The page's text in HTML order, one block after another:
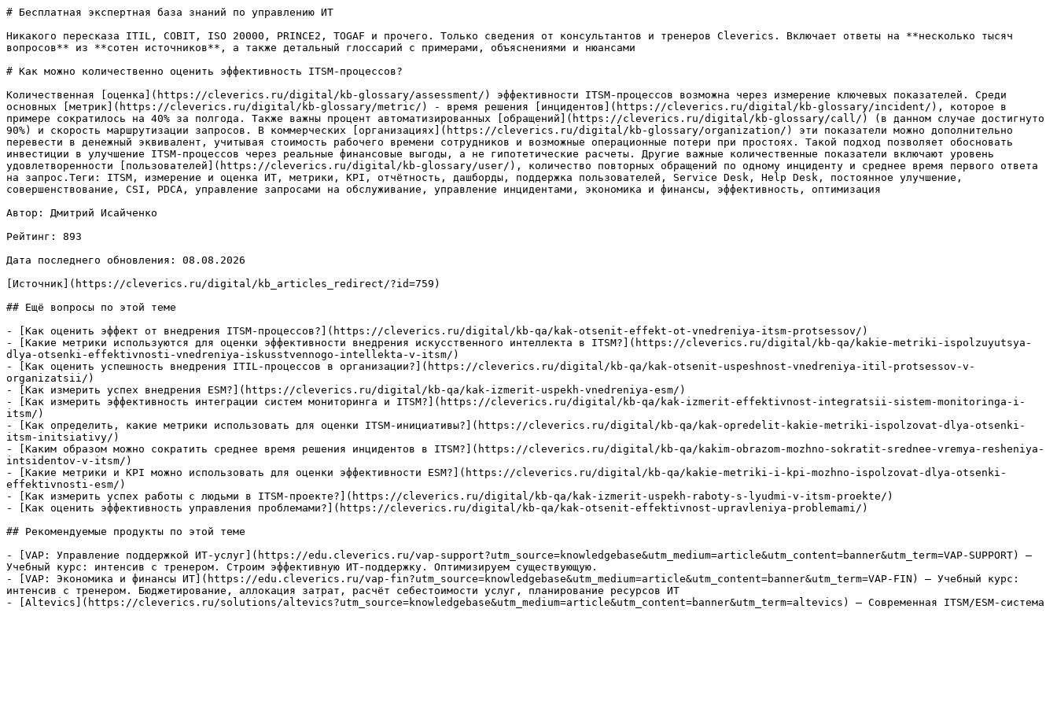
# Бесплатная экспертная база знаний по управлению ИТ
Никакого пересказа ITIL, COBIT, ISO 20000, PRINCE2, TOGAF и прочего. Только сведения от консультантов и тренеров Cleverics. Включает ответы на **несколько тысяч
вопросов** из **сотен источников**, а также детальный глоссарий с примерами, объяснениями и нюансами
# Как можно количественно оценить эффективность ITSM-процессов?
Количественная [оценка](https://cleverics.ru/digital/kb-glossary/assessment/) эффективности ITSM-процессов возможна через измерение ключевых показателей. Среди
основных [метрик](https://cleverics.ru/digital/kb-glossary/metric/) - время решения [инцидентов](https://cleverics.ru/digital/kb-glossary/incident/), которое в
примере сократилось на 40% за полгода. Также важны процент автоматизированных [обращений](https://cleverics.ru/digital/kb-glossary/call/) (в данном случае достигнуто
90%) и скорость маршрутизации запросов. В коммерческих [организациях](https://cleverics.ru/digital/kb-glossary/organization/) эти показатели можно дополнительно
перевести в денежный эквивалент, учитывая стоимость рабочего времени сотрудников и возможные операционные потери при простоях. Такой подход позволяет обосновать
инвестиции в улучшение ITSM-процессов через реальные финансовые выгоды, а не гипотетические расчеты. Другие важные количественные показатели включают уровень
удовлетворенности [пользователей](https://cleverics.ru/digital/kb-glossary/user/), количество повторных обращений по одному инциденту и среднее время первого ответа
на запрос.Теги: ITSM, измерение и оценка ИТ, метрики, KPI, отчётность, дашборды, поддержка пользователей, Service Desk, Help Desk, постоянное улучшение,
совершенствование, CSI, PDCA, управление запросами на обслуживание, управление инцидентами, экономика и финансы, эффективность, оптимизация
Автор: Дмитрий Исайченко
Рейтинг: 893
Дата последнего обновления: 08.08.2026
[Источник](https://cleverics.ru/digital/kb_articles_redirect/?id=759)
## Ещё вопросы по этой теме
- [Как оценить эффект от внедрения ITSM-процессов?](https://cleverics.ru/digital/kb-qa/kak-otsenit-effekt-ot-vnedreniya-itsm-protsessov/)
- [Какие метрики используются для оценки эффективности внедрения искусственного интеллекта в ITSM?](https://cleverics.ru/digital/kb-qa/kakie-metriki-ispolzuyutsya-
dlya-otsenki-effektivnosti-vnedreniya-iskusstvennogo-intellekta-v-itsm/)
- [Как оценить успешность внедрения ITIL-процессов в организации?](https://cleverics.ru/digital/kb-qa/kak-otsenit-uspeshnost-vnedreniya-itil-protsessov-v-
organizatsii/)
- [Как измерить успех внедрения ESM?](https://cleverics.ru/digital/kb-qa/kak-izmerit-uspekh-vnedreniya-esm/)
- [Как измерить эффективность интеграции систем мониторинга и ITSM?](https://cleverics.ru/digital/kb-qa/kak-izmerit-effektivnost-integratsii-sistem-monitoringa-i-
itsm/)
- [Как определить, какие метрики использовать для оценки ITSM-инициативы?](https://cleverics.ru/digital/kb-qa/kak-opredelit-kakie-metriki-ispolzovat-dlya-otsenki-
itsm-initsiativy/)
- [Каким образом можно сократить среднее время решения инцидентов в ITSM?](https://cleverics.ru/digital/kb-qa/kakim-obrazom-mozhno-sokratit-srednee-vremya-resheniya-
intsidentov-v-itsm/)
- [Какие метрики и KPI можно использовать для оценки эффективности ESM?](https://cleverics.ru/digital/kb-qa/kakie-metriki-i-kpi-mozhno-ispolzovat-dlya-otsenki-
effektivnosti-esm/)
- [Как измерить успех работы с людьми в ITSM-проекте?](https://cleverics.ru/digital/kb-qa/kak-izmerit-uspekh-raboty-s-lyudmi-v-itsm-proekte/)
- [Как оценить эффективность управления проблемами?](https://cleverics.ru/digital/kb-qa/kak-otsenit-effektivnost-upravleniya-problemami/)
## Рекомендуемые продукты по этой теме
- [VAP: Управление поддержкой ИТ-услуг](https://edu.cleverics.ru/vap-support?utm_source=knowledgebase&utm_medium=article&utm_content=banner&utm_term=VAP-SUPPORT) —
Учебный курс: интенсив с тренером. Строим эффективную ИТ-поддержку. Оптимизируем существующую.
- [VAP: Экономика и финансы ИТ](https://edu.cleverics.ru/vap-fin?utm_source=knowledgebase&utm_medium=article&utm_content=banner&utm_term=VAP-FIN) — Учебный курс:
интенсив с тренером. Бюджетирование, аллокация затрат, расчёт себестоимости услуг, планирование ресурсов ИТ
- [Altevics](https://cleverics.ru/solutions/altevics?utm_source=knowledgebase&utm_medium=article&utm_content=banner&utm_term=altevics) — Современная ITSM/ESM-система